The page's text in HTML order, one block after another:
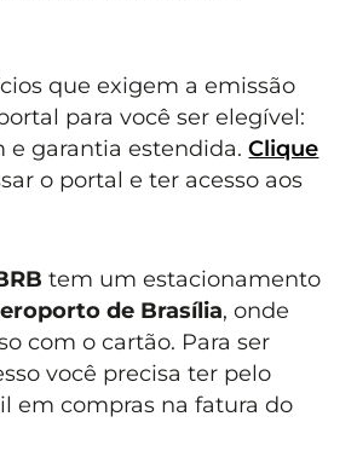
que exigem a emissão
para você ser elegível:
e garantia estendida.Clique
o portal e ter acesso aos
tem um estacionamento
de Brasília, onde
com o cartão. Para ser
você precisa ter pelo
em compras na fatura do